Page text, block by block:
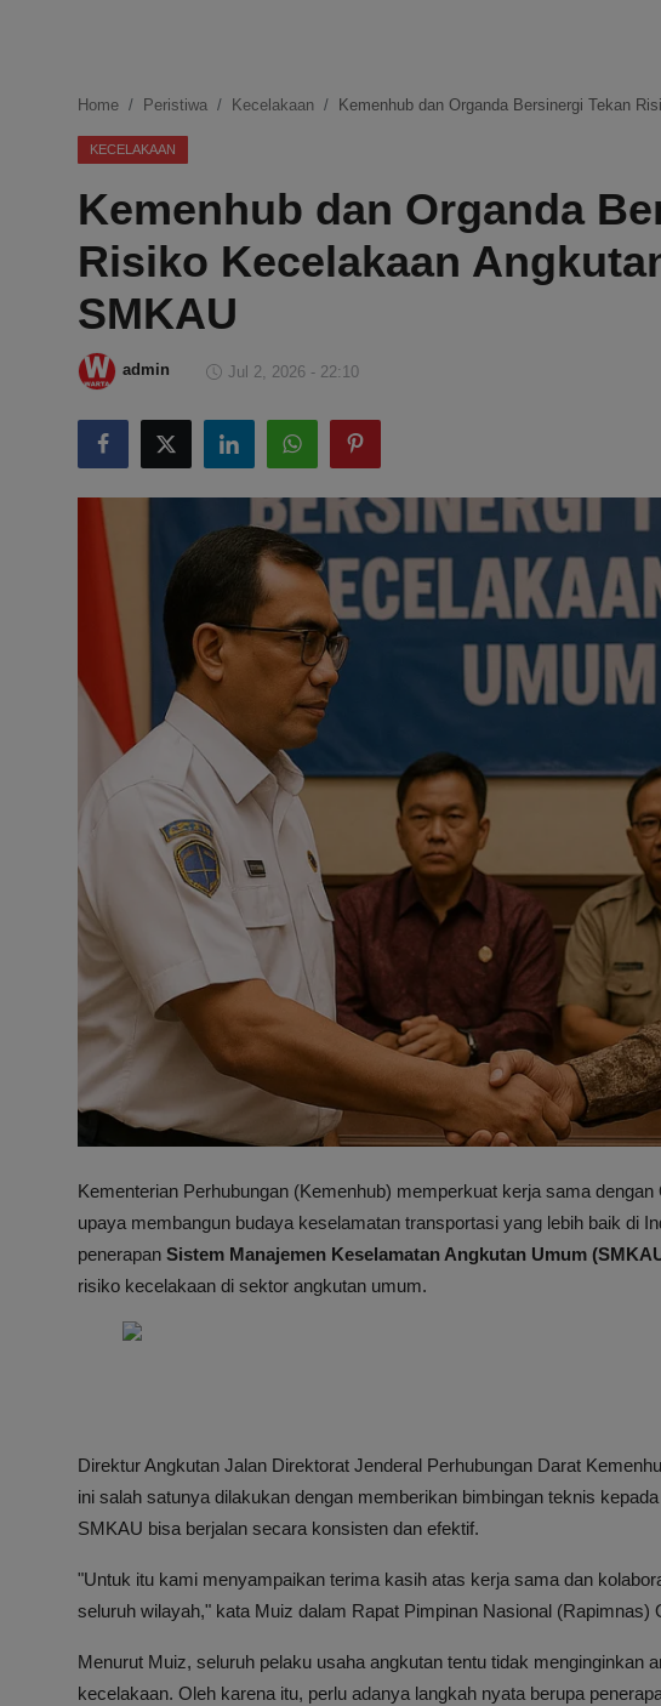
Ekonomi
Internasional
Teknologi
Hiburan
Kesehatan
Home Peristiwa Kecelakaan Kemenhub dan Organda Bersinergi Tekan
KECELAKAAN
Kemenhub dan Organda
Risiko Kecelakaan
SMKAU
admin Jul 2, 2026 - 22:10
Kementerian Perhubungan (Kemenhub) memperkuat kerja sama
upaya membangun budaya keselamatan transportasi yang lebih baik di
penerapan Sistem Manajemen Keselamatan Angkutan Umum
risiko kecelakaan di sektor angkutan umum.
Direktur Angkutan Jalan Direktorat Jenderal Perhubungan Darat
ini salah satunya dilakukan dengan memberikan bimbingan teknis
SMKAU bisa berjalan secara konsisten dan efektif.
"Untuk itu kami menyampaikan terima kasih atas kerja sama dan
seluruh wilayah," kata Muiz dalam Rapat Pimpinan Nasional (Rapimnas)
Menurut Muiz, seluruh pelaku usaha angkutan tentu tidak menginginkan
kecelakaan. Oleh karena itu, perlu adanya langkah nyata berupa